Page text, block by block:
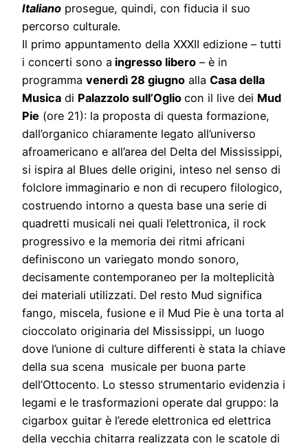
Italiano prosegue, quindi, con fiducia il suo
percorso culturale.
Il primo appuntamento della XXXII edizione – tutti
i concerti sono a ingresso libero – è in
programma venerdì 28 giugno alla Casa della
Musica di Palazzolo sull’Oglio con il live dei Mud
Pie (ore 21): la proposta di questa formazione,
dall’organico chiaramente legato all’universo
afroamericano e all’area del Delta del Mississippi,
si ispira al Blues delle origini, inteso nel senso di
folclore immaginario e non di recupero filologico,
costruendo intorno a questa base una serie di
quadretti musicali nei quali l’elettronica, il rock
progressivo e la memoria dei ritmi africani
definiscono un variegato mondo sonoro,
decisamente contemporaneo per la molteplicità
dei materiali utilizzati. Del resto Mud significa
fango, miscela, fusione e il Mud Pie è una torta al
cioccolato originaria del Mississippi, un luogo
dove l’unione di culture differenti è stata la chiave
della sua scena musicale per buona parte
dell’Ottocento. Lo stesso strumentario evidenzia i
legami e le trasformazioni operate dal gruppo: la
cigarbox guitar è l’erede elettronica ed elettrica
della vecchia chitarra realizzata con le scatole di